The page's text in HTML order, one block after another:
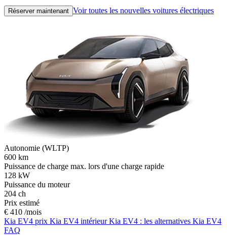
Réserver maintenant Voir toutes les nouvelles voitures électriques
Autonomie (WLTP)
600 km
Puissance de charge max. lors d'une charge rapide
128 kW
Puissance du moteur
204 ch
Prix estimé
€ 410 /mois
Kia EV4 prix Kia EV4 intérieurKia EV4 : les alternatives Kia EV4
FAQ